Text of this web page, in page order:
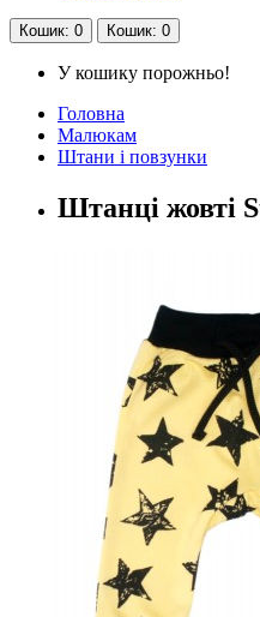
Кошик: 0 Кошик: 0
У кошику порожньо!
Головна
Малюкам
Штани і повзунки
Штанці жовті